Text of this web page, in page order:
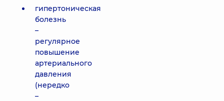
гипертоническая
болезнь
–
регулярное
повышение
артериального
давления
(нередко
–